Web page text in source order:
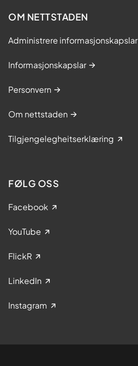
OM NETTSTADEN
Administrere informasjonskapslar
Informasjonskapslar
Personvern
Om nettstaden
Tilgjengelegheitserklæring
FØLG OSS
Facebook
YouTube
FlickR
LinkedIn
Instagram